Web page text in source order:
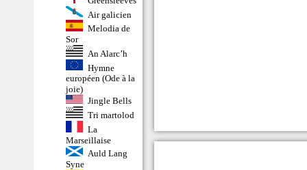
Air galicien
Melodia de
Sor
An Alarc’h
Hymne
européen (Ode à la
joie)
Jingle Bells
Tri martolod
La
Marseillaise
Auld Lang
Syne